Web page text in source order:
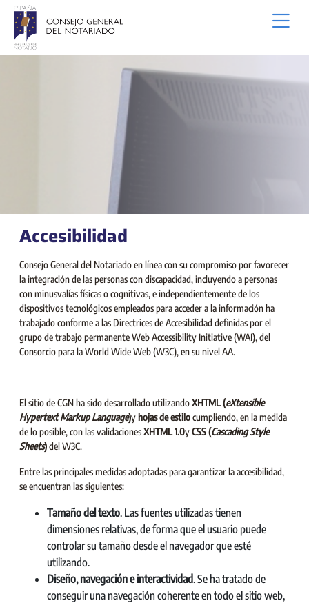
Zum Hauptinhalt springen
Accesibilidad
Consejo General del Notariado en línea con su compromiso por favorecer
la integración de las personas con discapacidad, incluyendo a personas
con minusvalías físicas o cognitivas, e independientemente de los
dispositivos tecnológicos empleados para acceder a la información ha
trabajado conforme a las Directrices de Accesibilidad definidas por el
grupo de trabajo permanente Web Accessibility Initiative (WAI), del
Consorcio para la World Wide Web (W3C), en su nivel AA.
El sitio de CGN ha sido desarrollado utilizandoXHTML (eXtensible
Hypertext Markup Language)y hojas de estilocumpliendo, en la medida
de lo posible, con las validacionesXHTML 1.0yCSS (Cascading Style
Sheets)del W3C.
Entre las principales medidas adoptadas para garantizar la accesibilidad,
se encuentran las siguientes:
Tamaño del texto. Las fuentes utilizadas tienen
dimensiones relativas, de forma que el usuario puede
controlar su tamaño desde el navegador que esté
utilizando.
Diseño, navegación e interactividad. Se ha tratado de
conseguir una navegación coherente en todo el sitio web,